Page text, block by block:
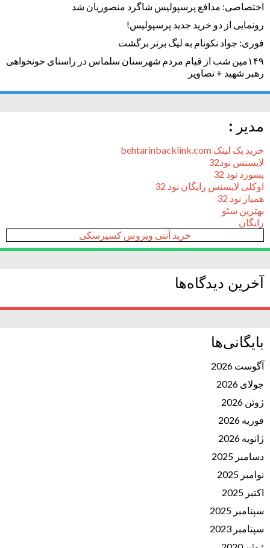
اختصاصی: مدافع پرسپولیس شاگرد منصوریان شد
رونمایی از دو خرید جدید پرسپولیس!
فوری: جواد نکونام به لیگ برتر برگشت
۱۴۹مین شب از قیام مردم شهرستان سلماس در راستای خونخواهی
رهبر شهید + تصاویر
مدیر :
خرید بک لینک behtarinbacklink.com
لایسنس نود32
پسورد نود 32
اوکلی لایسنس رایگان نود 32
همیار نود 32
بهترین سئو
رایگان
خرید آنتی ویروس کسپرسکی
آخرین دیدگاه‌ها
بایگانی‌ها
آگوست 2026
جولای 2026
ژوئن 2026
فوریه 2026
ژانویه 2026
دسامبر 2025
نوامبر 2025
اکتبر 2025
سپتامبر 2025
سپتامبر 2023